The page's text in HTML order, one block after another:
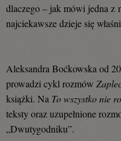
dlaczego – jak mówi jedna
najciekawsze dzieje się
Aleksandra Boćkowska od
prowadzi cykl rozmów
książki. Na To wszystko nie
teksty oraz uzupełnione
„Dwutygodniku”.